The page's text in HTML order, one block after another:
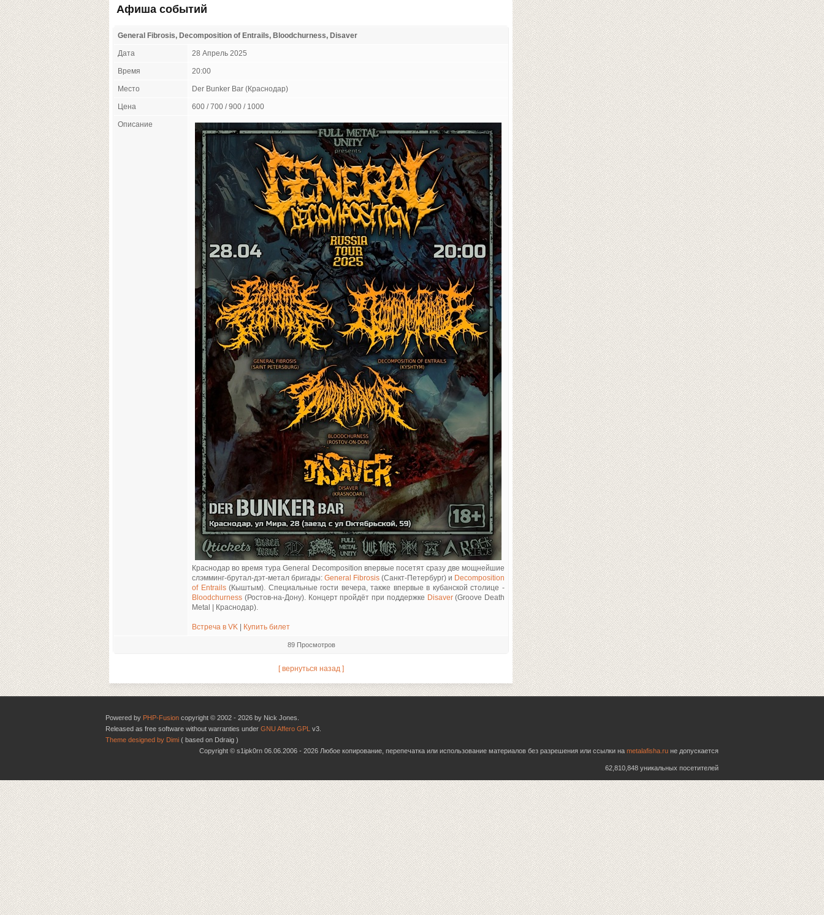
Афиша событий
General Fibrosis, Decomposition of Entrails, Bloodchurness, Disaver
Дата 28 Апрель 2025
Время 20:00
Место Der Bunker Bar (Краснодар)
Цена 600 / 700 / 900 / 1000
Описание
Краснодар во время тура General Decomposition впервые посетят сразу две мощнейшие
слэмминг-брутал-дэт-метал бригады: General Fibrosis (Санкт-Петербург) и Decomposition
of Entrails(Кыштым). Специальные гости вечера, также впервые в кубанской столице -
Bloodchurness (Ростов-на-Дону). Концерт пройдёт при поддержке Disaver(Groove Death
Metal | Краснодар).
Встреча в VK Купить билет
89 Просмотров
[ вернуться назад ]
Powered by PHP-Fusion copyright © 2002 - 2026 by Nick Jones.
Released as free software without warranties under GNU Affero GPL v3.
Theme designed by Dimi ( based on Ddraig )
Copyright © s1ipk0rn 06.06.2006 - 2026 Любое копирование, перепечатка или использование материалов без разрешения или ссылки на metalafisha.ru не допускается
62,810,848 уникальных посетителей